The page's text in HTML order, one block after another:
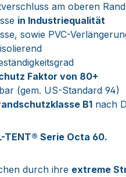
am oberen
in Industriequalität
sowie PVC-
Faktor von 80+
(gem. US-Standard 94)
B1 nach
TENT® Serie Octa 60.
durch ihre extreme